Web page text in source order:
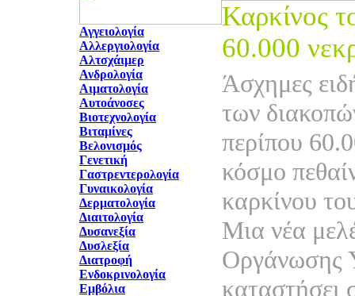
Αγγειολογία
Αλλεργιολογία
Αλτσχάιμερ
Ανδρολογία
Αιματολογία
Αυτοάνοσες
Βιοτεχνολογία
Βιταμίνες
Βελονισμός
Γενετική
Γαστρεντερολογία
Γυναικολογία
Δερματολογία
Διαιτολογία
Δυσανεξία
Δυσλεξία
Διατροφή
Ενδοκρινολογία
Εμβόλια
Καρκίνος
60.000
Άσχημες
των
περίπου
κόσμο
καρκίνου
Μια νέα
Οργάνωσης
καταστήσει